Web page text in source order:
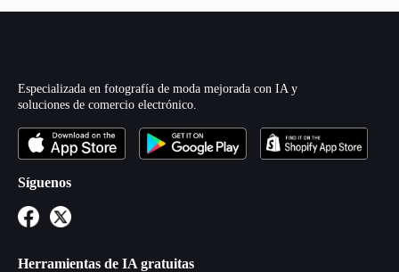
Especializada en fotografía de moda mejorada con IA y
soluciones de comercio electrónico.
Síguenos
Herramientas de IA gratuitas